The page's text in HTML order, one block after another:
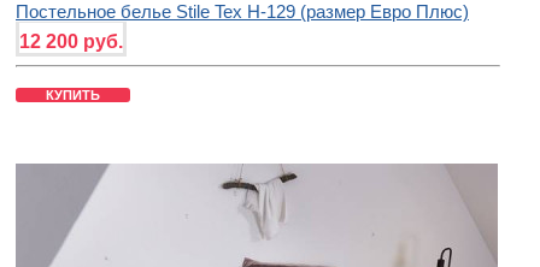
Постельное белье Stile Tex H-129 (размер Евро Плюс)
12 200 руб.
КУПИТЬ